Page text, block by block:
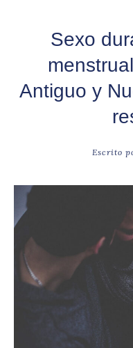
Sexo
Antiguo y
Escrito